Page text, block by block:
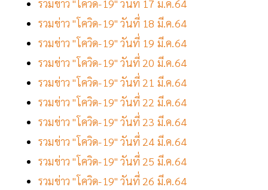
รวมข่าว "โควิด-19" วันที่ 17 มี.ค.64
รวมข่าว "โควิด-19" วันที่ 18 มี.ค.64
รวมข่าว "โควิด-19" วันที่ 19 มี.ค.64
รวมข่าว "โควิด-19" วันที่ 20 มี.ค.64
รวมข่าว "โควิด-19" วันที่ 21 มี.ค.64
รวมข่าว "โควิด-19" วันที่ 22 มี.ค.64
รวมข่าว "โควิด-19" วันที่ 23 มี.ค.64
รวมข่าว "โควิด-19" วันที่ 24 มี.ค.64
รวมข่าว "โควิด-19" วันที่ 25 มี.ค.64
รวมข่าว "โควิด-19" วันที่ 26 มี.ค.64